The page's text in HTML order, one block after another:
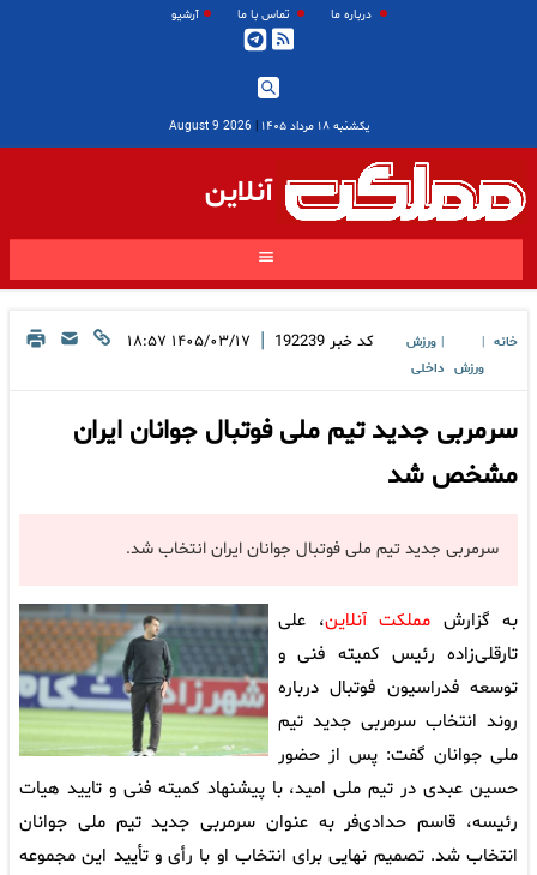
درباره ما تماس با ما آرشیو
یکشنبه ۱۸ مرداد ۱۴۰۵ |
2026 August 9
آنلاین
خانه
ورزش
ورزش
داخلی
کد خبر 192239
| ۱۴۰۵/۰۳/۱۷ ۱۸:۵۷
سرمربی جدید تیم ملی فوتبال جوانان ایران
مشخص شد
سرمربی جدید تیم ملی فوتبال جوانان ایران انتخاب شد.
به گزارش مملکت آنلاین، علی
تارقلی‌زاده رئیس کمیته فنی و
توسعه فدراسیون فوتبال درباره
روند انتخاب سرمربی جدید تیم
ملی جوانان گفت: پس از حضور
حسین عبدی در تیم ملی امید، با پیشنهاد کمیته فنی و تایید هیات
رئیسه، قاسم حدادی‌فر به عنوان سرمربی جدید تیم ملی جوانان
انتخاب شد. تصمیم نهایی برای انتخاب او با رأی و تأیید این مجموعه